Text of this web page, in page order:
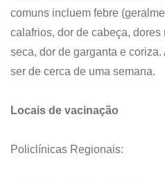
comuns incluem febre
calafrios, dor de cabeça, dores
seca, dor de garganta e coriza.
ser de cerca de uma semana.
Locais de vacinação
Policlínicas Regionais: